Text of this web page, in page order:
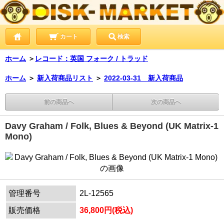
カート 検索
ホーム ＞ レコード：英国 フォーク / トラッド
ホーム ＞ 新入荷商品リスト ＞ 2022-03-31 新入荷商品
前の商品へ 次の商品へ
Davy Graham / Folk, Blues & Beyond (UK Matrix-1
Mono)
管理番号
2L-12565
販売価格
36,800円(税込)